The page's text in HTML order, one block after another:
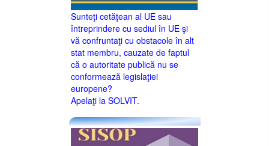
Sunteţi cetăţean al UE sau
întreprindere cu sediul în UE şi
vă confruntaţi cu obstacole în alt
stat membru, cauzate de faptul
că o autoritate publică nu se
conformează legislaţiei
europene?
Apelaţi la SOLVIT.